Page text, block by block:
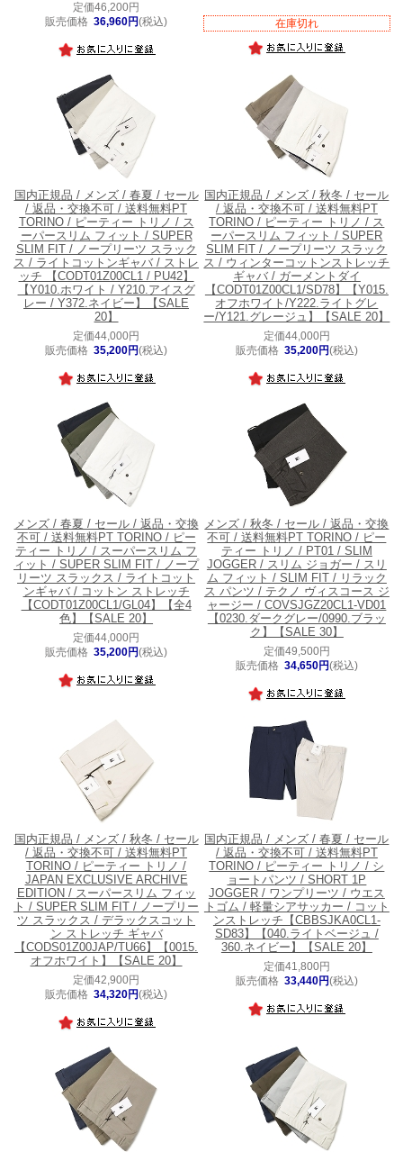
定価46,200円
販売価格 36,960円(税込) 在庫切れ
国内正規品 / メンズ / 春夏 / セール
/ 返品・交換不可 / 送料無料PT
TORINO / ピーティー トリノ / ス
ーパースリム フィット / SUPER
SLIM FIT / ノープリーツ スラック
ス / ライトコットンギャバ / ストレ
ッチ 【CODT01Z00CL1 / PU42】
【Y010.ホワイト / Y210.アイスグ
レー / Y372.ネイビー】【SALE
20】
定価44,000円
販売価格 35,200円(税込)
国内正規品 / メンズ / 秋冬 / セール
/ 返品・交換不可 / 送料無料PT
TORINO / ピーティー トリノ / ス
ーパースリム フィット / SUPER
SLIM FIT / ノープリーツ スラック
ス / ウィンターコットンストレッチ
ギャバ / ガーメントダイ
【CODT01Z00CL1/SD78】【Y015.
オフホワイト/Y222.ライトグレ
ー/Y121.グレージュ】【SALE 20】
定価44,000円
販売価格 35,200円(税込)
メンズ / 春夏 / セール / 返品・交換
不可 / 送料無料PT TORINO / ピー
ティー トリノ / スーパースリム フ
ィット / SUPER SLIM FIT / ノープ
リーツ スラックス / ライトコット
ンギャバ / コットン ストレッチ
【CODT01Z00CL1/GL04】【全4
色】【SALE 20】
定価44,000円
販売価格 35,200円(税込)
メンズ / 秋冬 / セール / 返品・交換
不可 / 送料無料PT TORINO / ピー
ティー トリノ / PT01 / SLIM
JOGGER / スリム ジョガー / スリ
ム フィット / SLIM FIT / リラック
ス パンツ / テクノ ヴィスコース ジ
ャージー / COVSJGZ20CL1-VD01
【0230.ダークグレー/0990.ブラッ
ク】【SALE 30】
定価49,500円
販売価格 34,650円(税込)
国内正規品 / メンズ / 秋冬 / セール
/ 返品・交換不可 / 送料無料PT
TORINO / ピーティー トリノ /
JAPAN EXCLUSIVE ARCHIVE
EDITION / スーパースリム フィッ
ト / SUPER SLIM FIT / ノープリー
ツ スラックス / デラックスコット
ン ストレッチ ギャバ
【CODS01Z00JAP/TU66】【0015.
オフホワイト】【SALE 20】
定価42,900円
販売価格 34,320円(税込)
国内正規品 / メンズ / 春夏 / セール
/ 返品・交換不可 / 送料無料PT
TORINO / ピーティー トリノ / シ
ョートパンツ / SHORT 1P
JOGGER / ワンプリーツ / ウエス
トゴム / 軽量シアサッカー / コット
ンストレッチ【CBBSJKA0CL1-
SD83】【040.ライトベージュ /
360.ネイビー】【SALE 20】
定価41,800円
販売価格 33,440円(税込)